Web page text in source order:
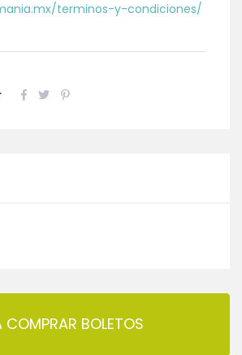
terminos-y-condiciones/
COMPRAR BOLETOS